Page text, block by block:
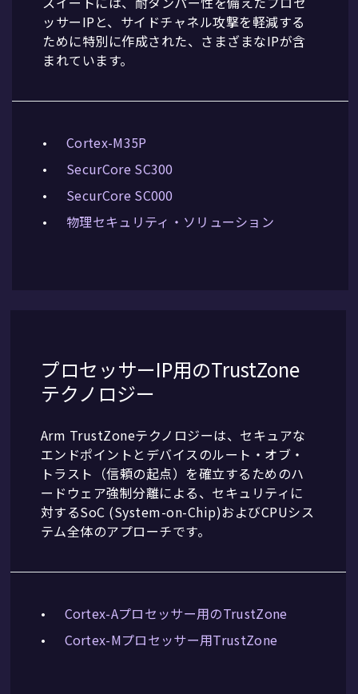
ッサーIPと、サイドチャネル攻撃を軽減する
ために特別に作成された、さまざまなIPが含
まれています。
Cortex-M35P
SecurCore SC300
SecurCore SC000
物理セキュリティ・ソリューション
プロセッサーIP用のTrustZone
テクノロジー
Arm TrustZoneテクノロジーは、セキュアな
エンドポイントとデバイスのルート・オブ・
トラスト（信頼の起点）を確立するためのハ
ードウェア強制分離による、セキュリティに
対するSoC (System-on-Chip)およびCPUシス
テム全体のアプローチです。
Cortex-Aプロセッサー用のTrustZone
Cortex-Mプロセッサー用TrustZone